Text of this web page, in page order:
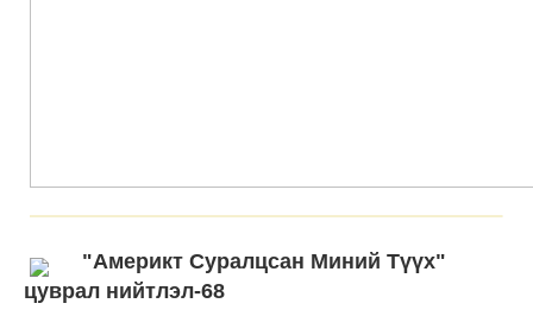
"Америкт Суралцсан Миний Түүх"
цуврал нийтлэл-68